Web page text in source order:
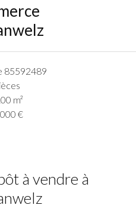
85592489
m²
€
à vendre à